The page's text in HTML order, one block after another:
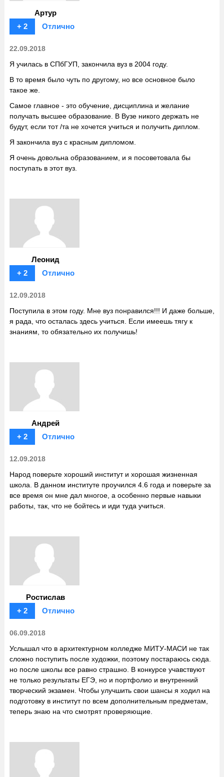
Артур
+ 2
Отлично
22.09.2018
Я училась в СПбГУП, закончила вуз в 2004 году.
В то время было чуть по другому, но все основное было
такое же.
Самое главное - это обучение, дисциплина и желание
получать высшее образование. В Вузе никого держать не
будут, если тот /та не хочется учиться и получить диплом.
Я закончила вуз с красным дипломом.
Я очень довольна образованием, и я посоветовала бы
поступать в этот вуз.
Леонид
+ 2
Отлично
12.09.2018
Поступила в этом году. Мне вуз понравился!!! И даже больше,
я рада, что осталась здесь учиться. Если имеешь тягу к
знаниям, то обязательно их получишь!
Андрей
+ 2
Отлично
12.09.2018
Народ поверьте хороший институт и хорошая жизненная
школа. В данном институте проучился 4.6 года и поверьте за
все время он мне дал многое, а особенно первые навыки
работы, так, что не бойтесь и иди туда учиться.
Ростислав
+ 2
Отлично
06.09.2018
Услышал что в архитектурном колледже МИТУ-МАСИ не так
сложно поступить после художки, поэтому постараюсь сюда.
но после школы все равно страшно. В конкурсе учавствуют
не только результаты ЕГЭ, но и портфолио и внутренний
творческий экзамен. Чтобы улучшить свои шансы я ходил на
подготовку в институт по всем дополнительным предметам,
теперь знаю на что смотрят проверяющие.